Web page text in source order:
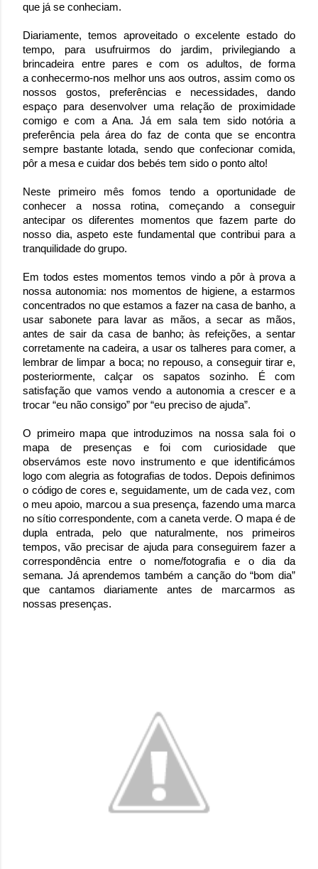
que já se conheciam.
Diariamente, temos aproveitado o excelente estado do
tempo, para usufruirmos do jardim, privilegiando a
brincadeira entre pares e com os adultos, de forma
a conhecermo-nos melhor uns aos outros, assim como os
nossos gostos, preferências e necessidades, dando
espaço para desenvolver uma relação de proximidade
comigo e com a Ana. Já em sala tem sido notória a
preferência pela área do faz de conta que se encontra
sempre bastante lotada, sendo que confecionarcomida,
pôr a mesa e cuidar dos bebés tem sido o ponto alto!
Neste primeiro mês fomos tendo a oportunidade de
conhecer a nossa rotina, começando a conseguir
antecipar os diferentes momentos que fazem parte do
nosso dia, aspeto este fundamental que contribui para a
tranquilidade do grupo.
Em todos estes momentos temos vindo a pôr à prova a
nossa autonomia: nos momentos de higiene, a estarmos
concentrados no que estamos a fazer na casa de banho, a
usar sabonete para lavar as mãos, a secar as mãos,
antes de sair da casa de banho; às refeições, a sentar
corretamente na cadeira, a usar os talheres para comer, a
lembrar de limpar a boca; no repouso, a conseguir tirar e,
posteriormente, calçar os sapatos sozinho. É com
satisfação que vamos vendo a autonomia a crescer e a
trocar “eu não consigo” por “eu preciso de ajuda”.
O primeiro mapa que introduzimos na nossa sala foi o
mapa de presenças e foi com curiosidade que
observámos este novo instrumento e que identificámos
logo com alegria as fotografias de todos. Depois definimos
o código de cores e, seguidamente, um de cada vez, com
o meu apoio, marcou a sua presença, fazendo uma marca
no sítio correspondente, com a caneta verde. O mapa é de
dupla entrada, pelo que naturalmente, nos primeiros
tempos, vão precisar de ajuda para conseguirem fazer a
correspondência entre o nome/fotografia e o dia da
semana. Já aprendemos também a canção do “bom dia”
que cantamos diariamente antes de marcarmos as
nossas presenças.